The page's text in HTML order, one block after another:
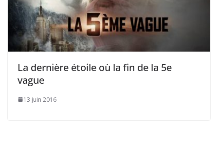
La dernière étoile où la fin de la 5e
vague
13 juin 2016